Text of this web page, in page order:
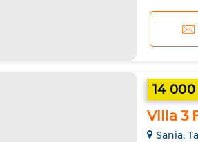
14
Villa 3
Sania,